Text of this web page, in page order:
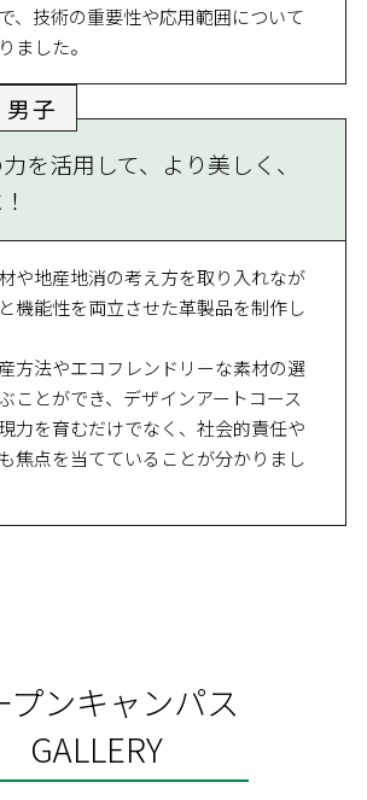
、技術の重要性や応用範囲について
ました。
子
を活用して、より美しく、
や地産地消の考え方を取り入れなが
機能性を両立させた革製品を制作し
方法やエコフレンドリーな素材の選
ことができ、デザインアートコース
力を育むだけでなく、社会的責任や
焦点を当てていることが分かりまし
プンキャンパス
GALLERY